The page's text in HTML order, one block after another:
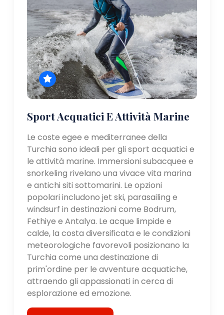
Sport Acquatici E Attività Marine
Le coste egee e mediterranee della
Turchia sono ideali per gli sport acquatici e
le attività marine. Immersioni subacquee e
snorkeling rivelano una vivace vita marina
e antichi siti sottomarini. Le opzioni
popolari includono jet ski, parasailing e
windsurf in destinazioni come Bodrum,
Fethiye e Antalya. Le acque limpide e
calde, la costa diversificata e le condizioni
meteorologiche favorevoli posizionano la
Turchia come una destinazione di
prim'ordine per le avventure acquatiche,
attraendo gli appassionati in cerca di
esplorazione ed emozione.